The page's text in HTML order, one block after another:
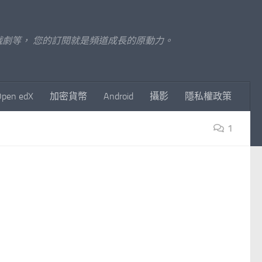
等， 您的訂閱就是頻道成長的原動力。
edX 加密貨幣 Android 攝影 隱私權政策
1